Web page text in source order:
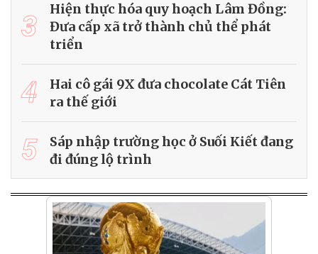
3
Hiện thực hóa quy hoạch Lâm Đồng:
Đưa cấp xã trở thành chủ thể phát
triển
4
Hai cô gái 9X đưa chocolate Cát Tiên
ra thế giới
5
Sáp nhập trường học ở Suối Kiết đang
đi đúng lộ trình